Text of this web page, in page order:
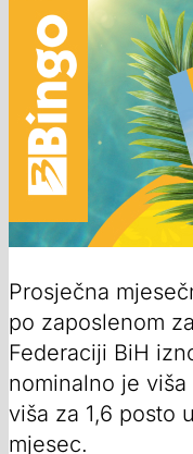
Prosječna
po zaposlenom
Federaciji BiH
nominalno je
viša za 1,6 posto
mjesec.